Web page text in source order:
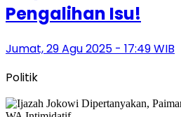
Pengalihan Isu!
Jumat, 29 Agu 2025 - 17:49 WIB
Politik